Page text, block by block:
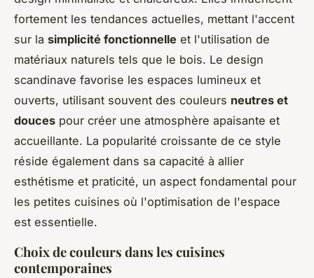
fortement les tendances actuelles, mettant l'accent
sur la simplicité fonctionnelle et l'utilisation de
matériaux naturels tels que le bois. Le design
scandinave favorise les espaces lumineux et
ouverts, utilisant souvent des couleurs neutres et
douces pour créer une atmosphère apaisante et
accueillante. La popularité croissante de ce style
réside également dans sa capacité à allier
esthétisme et praticité, un aspect fondamental pour
les petites cuisines où l'optimisation de l'espace
est essentielle.
Choix de couleurs dans les cuisines
contemporaines